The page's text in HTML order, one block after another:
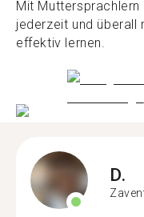
Mit
jederzeit und überall
effektiv lernen.
D.